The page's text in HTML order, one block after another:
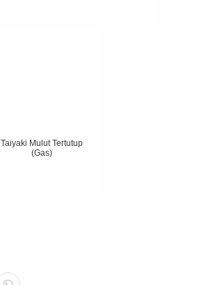
Taiyaki Mulut Tertutup
(Gas)